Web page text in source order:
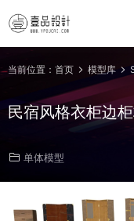
当前位置： 首页 模型库
民宿风格衣柜边
单体模型